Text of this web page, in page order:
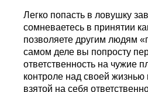
Легко попасть в ловушку
сомневаетесь в принятии
позволяете другим людям
самом деле вы попросту
ответственность на чужие
контроле над своей жизнью
взятой на себя